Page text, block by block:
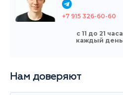
+7 915 326-60-60
с 11 до 21 часа
каждый день
Нам доверяют